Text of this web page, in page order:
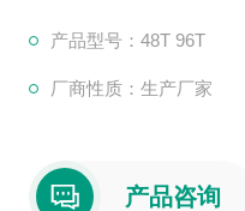
产品型号：48T 96T
厂商性质：生产厂家
产品咨询